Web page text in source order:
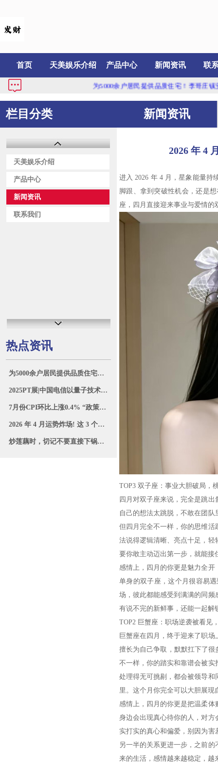
首页 天美娱乐介绍 产品中心 新闻资讯 联
为5000余户居民提供品质住宅！李哥庄镇安
栏目分类
天美娱乐介绍
产品中心
新闻资讯
联系我们
热点资讯
为5000余户居民提供品质住宅！李哥庄镇安置区崭新启航
2025PT展|中国电信以量子技术筑牢数字安全防线
7月份CPI环比上涨0.4% “政策+消费”激发市场活力涌动_大皖新闻 | 安徽网
2026 年 4 月运势炸场! 这 3 个星座事业爱情双丰收, 全程开挂
炒莲藕时，切记不要直接下锅炒，教你一招，比饭店炒的还好吃
新闻资讯
2026 年 4
进入 2026 年 4 月，星象能量持
脚跟、拿到突破性机会，还是
座，四月直接迎来事业与爱情
TOP3 双子座：事业大胆破局，
四月对双子座来说，完全是跳
自己的想法太跳脱，不敢在团
但四月完全不一样，你的思维
法说得逻辑清晰、亮点十足，
要你敢主动迈出第一步，就能接
感情上，四月的你更是魅力全
单身的双子座，这个月很容易
场，彼此都能感受到满满的同
有说不完的新鲜事，还能一起解
TOP2 巨蟹座：职场逆袭被看见
巨蟹座在四月，终于迎来了职
擅长为自己争取，默默扛下了
不一样，你的踏实和靠谱会被
处理得无可挑剔，都会被领导
里。这个月你完全可以大胆展
感情上，四月的你更是把温柔
身边会出现真心待你的人，对
实打实的真心和偏爱，别因为
另一半的关系更进一步，之前
来的生活，感情越来越稳定，越